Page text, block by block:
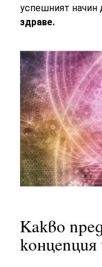
успешният начин
здраве.
Какво